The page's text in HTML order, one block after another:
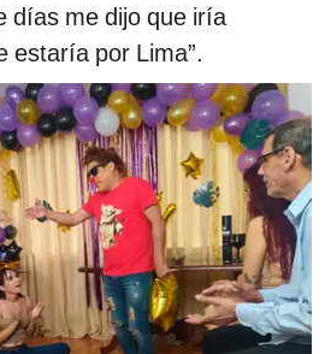
días me dijo que iría
estaría por Lima”.